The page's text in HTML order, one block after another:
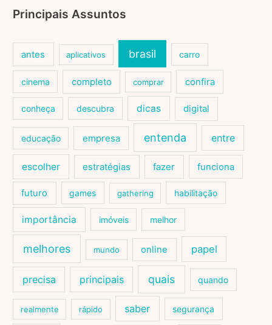
Principais Assuntos
antes aplicativos brasil carro
cinema completo comprar confira
conheça descubra dicas digital
educação empresa entenda entre
escolher estratégias fazer funciona
futuro games gathering habilitação
importância imóveis melhor
melhores mundo online papel
precisa principais quais quando
realmente rápido saber segurança